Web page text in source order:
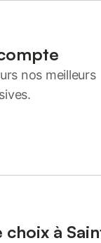
nos meilleurs
à